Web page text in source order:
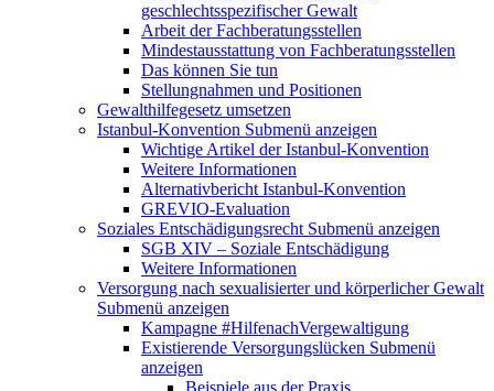
geschlechtsspezifischer Gewalt
Arbeit der Fachberatungsstellen
Mindestausstattung von Fachberatungsstellen
Das können Sie tun
Stellungnahmen und Positionen
Gewalthilfegesetz umsetzen
Istanbul-Konvention Submenü anzeigen
Wichtige Artikel der Istanbul-Konvention
Weitere Informationen
Alternativbericht Istanbul-Konvention
GREVIO-Evaluation
Soziales Entschädigungsrecht Submenü anzeigen
SGB XIV – Soziale Entschädigung
Weitere Informationen
Versorgung nach sexualisierter und körperlicher Gewalt
Submenü anzeigen
Kampagne #HilfenachVergewaltigung
Existierende Versorgungslücken Submenü
anzeigen
Beispiele aus der Praxis